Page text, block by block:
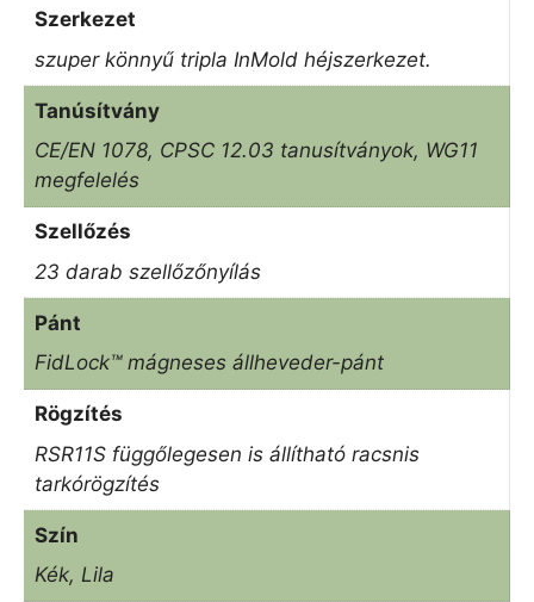
Szerkezet
szuper könnyű tripla InMold héjszerkezet.
Tanúsítvány
CE/EN 1078, CPSC 12.03 tanusítványok, WG11
megfelelés
Szellőzés
23 darab szellőzőnyílás
Pánt
FidLock™ mágneses állheveder-pánt
Rögzítés
RSR11S függőlegesen is állítható racsnis
tarkórögzítés
Szín
Kék, Lila